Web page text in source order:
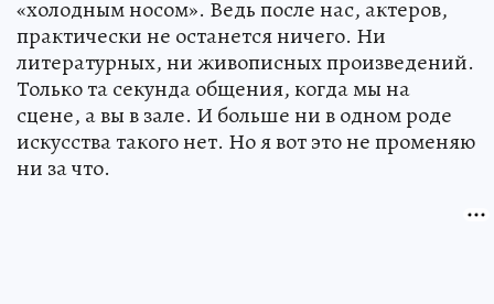
«холодным носом». Ведь после нас, актеров,
практически не останется ничего. Ни
литературных, ни живописных произведений.
Только та секунда общения, когда мы на
сцене, а вы в зале. И больше ни в одном роде
искусства такого нет. Но я вот это не променяю
ни за что.